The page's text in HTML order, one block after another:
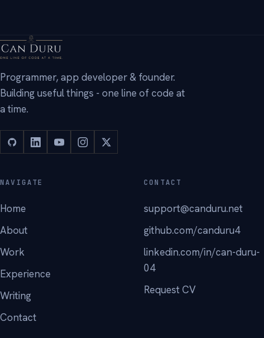
Programmer, app developer & founder.
Building useful things - one line of code at
a time.
NAVIGATE
Home
About
Work
Experience
Writing
Contact
CONTACT
support@canduru.net
github.com/canduru4
linkedin.com/in/can-duru-
04
Request CV